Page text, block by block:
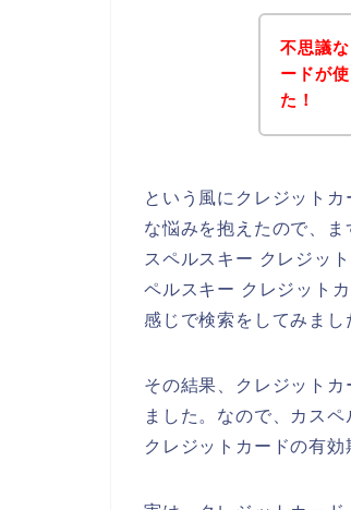
不思議
ードが
た！
という風にクレジット
な悩みを抱えたので、
スペルスキー クレジッ
ペルスキー クレジット
感じで検索をしてみまし
その結果、クレジット
ました。なので、カス
クレジットカードの有